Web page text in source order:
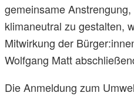
gemeinsame
klimaneutral zu gestalten,
Mitwirkung der
Wolfgang Matt
Die Anmeldung zum